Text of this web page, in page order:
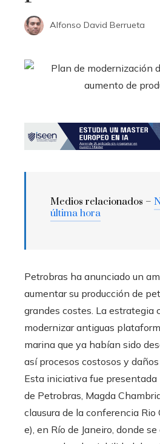
Alfonso David Berrueta
Medios relacionados –
última hora
Petrobras ha anunciado un
aumentar su producción de
grandes costes. La estrategia
modernizar antiguas
marina que ya habían sido
así procesos costosos y
Esta iniciativa fue
de Petrobras, Magda
clausura de la conferencia Rio
e), en Río de Janeiro, donde